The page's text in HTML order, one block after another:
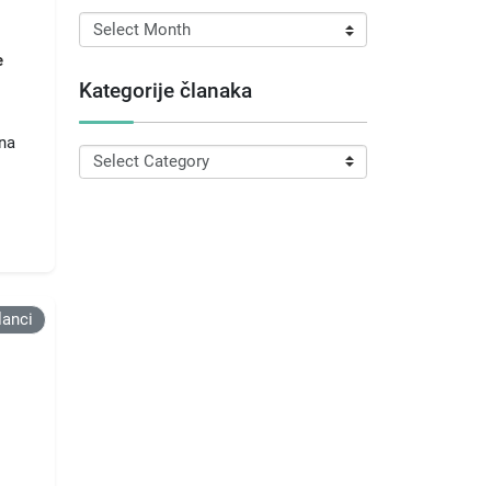
Arhiva
članaka
Kategorije članaka
Kategorije
članaka